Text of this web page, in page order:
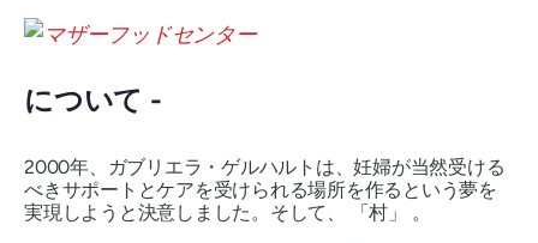
について -
2000年、ガブリエラ・ゲルハルトは、妊婦が当然受ける
べきサポートとケアを受けられる場所を作るという夢を
実現しようと決意しました。そして、
「村」
。